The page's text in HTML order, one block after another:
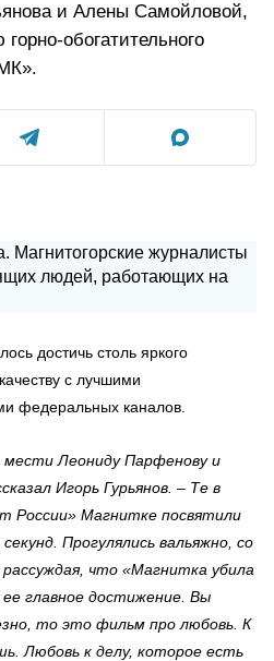
и Алены Самойловой,
обогатительного
достичь столь яркого
с лучшими
федеральных каналов.
Леониду Парфенову и
Игорь Гурьянов. – Те в
России» Магнитке посвятили
Прогулялись вальяжно, со
что «Магнитка убила
главное достижение. Вы
то это фильм про любовь. К
Любовь к делу, которое есть